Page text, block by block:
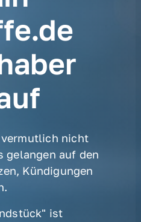
vermutlich nicht
gelangen auf den
Kündigungen
ist